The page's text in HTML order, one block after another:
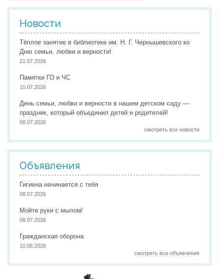
Реализация соц заказа
Напишите нам
Новости
Тёплое занятие в библиотеке им. Н. Г. Чернышевского ко
Дню семьи, любви и верности!
21.07.2026
Памятки ГО и ЧС
10.07.2026
День семьи, любви и верности в нашем детском саду —
праздник, который объединил детей и родителей!
08.07.2026
смотреть все новости
Объявления
Гигиена начинается с тебя
08.07.2026
Мойте руки с мылом!
08.07.2026
Гражданская оборона
10.06.2026
смотреть все объявления